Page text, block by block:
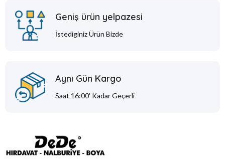
Geniş ürün yelpazesi
İstediginiz Ürün Bizde
Aynı Gün Kargo
Saat 16:00' Kadar Geçerli